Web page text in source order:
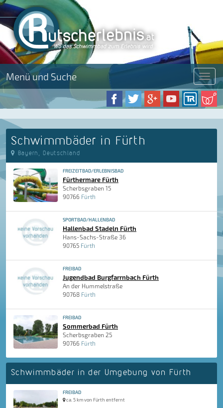
Menü und Suche Menü
Schwimmbäder in Fürth
Bayern, Deutschland
FREIZEITBAD/ERLEBNISBAD
Fürthermare Fürth
Scherbsgraben 15
90766 Fürth
SPORTBAD/HALLENBAD
Hallenbad Stadeln Fürth
Hans-Sachs-Straße 36
90765 Fürth
FREIBAD
Jugendbad Burgfarrnbach Fürth
An der Hummelstraße
90768 Fürth
FREIBAD
Sommerbad Fürth
Scherbsgraben 25
90766 Fürth
Schwimmbäder in der Umgebung von Fürth
FREIBAD
ca. 5 km von Fürth entfernt